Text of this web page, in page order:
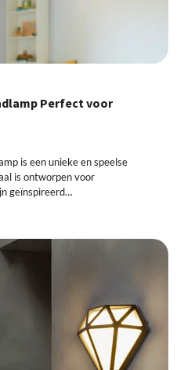
Perfect voor
is een unieke en speelse
is ontworpen voor
geïnspireerd…